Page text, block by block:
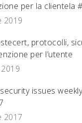
per la clientela
2019
protocolli,
per l’utente
issues
2017